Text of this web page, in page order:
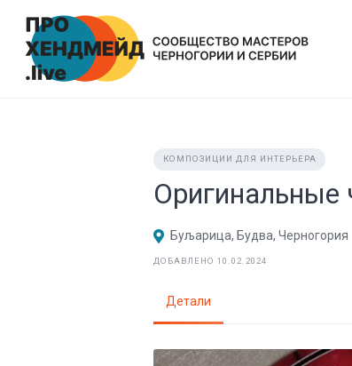
content
КОМПОЗИЦИИ ДЛЯ ИНТЕРЬЕРА
Оригинальные
Буљарица, Будва, Черногория
ДОБАВЛЕНО 10.02.2024
Детали